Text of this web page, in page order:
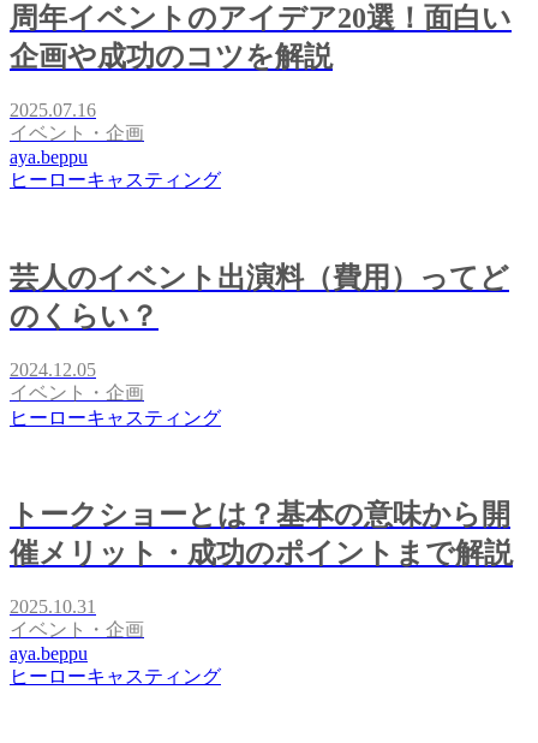
周年イベントのアイデア20選！面白い
企画や成功のコツを解説
2025.07.16
イベント・企画
aya.beppu
ヒーローキャスティング
芸人のイベント出演料（費用）ってど
のくらい？
2024.12.05
イベント・企画
ヒーローキャスティング
トークショーとは？基本の意味から開
催メリット・成功のポイントまで解説
2025.10.31
イベント・企画
aya.beppu
ヒーローキャスティング